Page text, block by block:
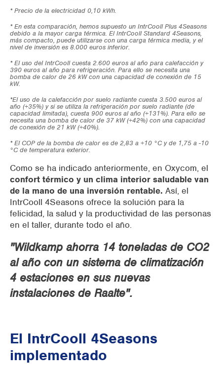
* Precio de la electricidad 0,10 kWh.
* En esta comparación, hemos supuesto un IntrCooll Plus 4Seasons
debido a la mayor carga térmica. El IntrCooll Standard 4Seasons,
más compacto, puede utilizarse con una carga térmica media, y el
nivel de inversión es 8.000 euros inferior.
* El uso del IntrCooll cuesta 2.600 euros al año para calefacción y
390 euros al año para refrigeración. Para ello se necesita una
bomba de calor de 26 kW con una capacidad de conexión de 15
kW.
*El uso de la calefacción por suelo radiante cuesta 3.500 euros al
año (+35%) y si se utiliza la refrigeración por suelo radiante (de
capacidad limitada), cuesta 900 euros al año (+131%). Para ello se
necesita una bomba de calor de 37 kW (+42%) con una capacidad
de conexión de 21 kW (+40%).
* El COP de la bomba de calor es de 2,83 a +10 °C y de 1,75 a -10
°C de temperatura exterior.
Como se ha indicado anteriormente, en Oxycom, el
confort térmico y un clima interior saludable van
de la mano de una inversión rentable. Así, el
IntrCooll 4Seasons ofrece la solución para la
felicidad, la salud y la productividad de las personas
en el taller, durante todo el año.
"Wildkamp ahorra 14 toneladas de CO2
al año con un sistema de climatización
4 estaciones en sus nuevas
instalaciones de Raalte".
El IntrCooll 4Seasons
implementado